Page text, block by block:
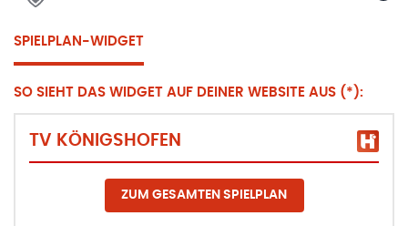
SPIELPLAN-WIDGET
SO SIEHT DAS WIDGET AUF DEINER WEBSITE AUS (*):
TV KÖNIGSHOFEN
ZUM GESAMTEN SPIELPLAN